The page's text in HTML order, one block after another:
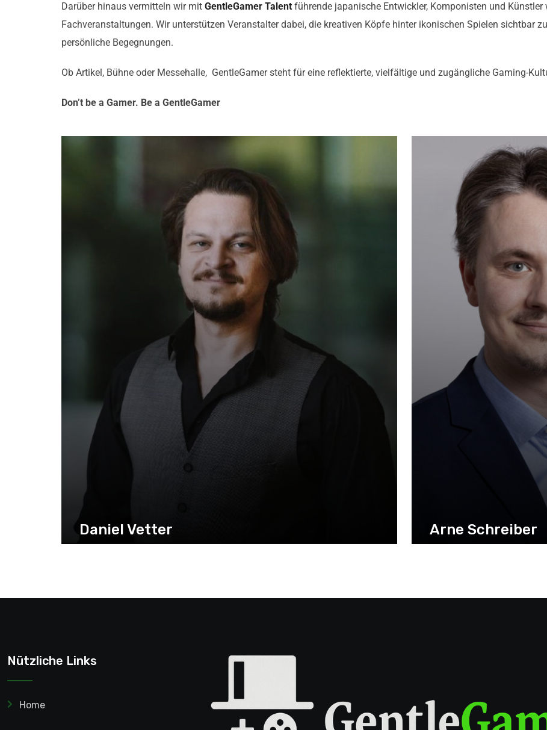
Darüber hinaus vermitteln wir mit GentleGamer Talent führende japanische Entwickler, Komponisten und
Fachveranstaltungen. Wir unterstützen Veranstalter dabei, die kreativen Köpfe hinter ikonischen Spielen sichtbar
persönliche Begegnungen.
Ob Artikel, Bühne oder Messehalle, GentleGamer steht für eine reflektierte, vielfältige und zugängliche Gaming-
Don’t be a Gamer. Be a GentleGamer
Daniel Vetter Arne Schreiber
Nützliche Links
Home